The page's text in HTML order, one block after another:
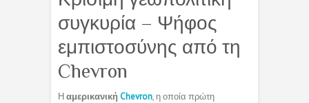
συγκυρία – Ψήφος
εμπιστοσύνης από τη
Chevron
Ηαμερικανική Chevron, η οποία πρώτη